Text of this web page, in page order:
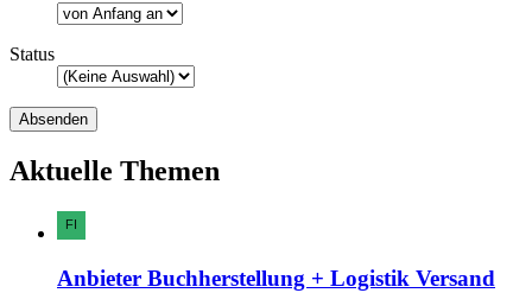
Status
Aktuelle Themen
Anbieter Buchherstellung + Logistik Versand